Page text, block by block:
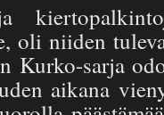
oli niiden
Kurko-sarja
aikana